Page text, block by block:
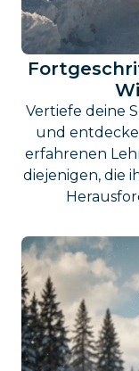
Vertiefe deine
und
erfahrenen
diejenigen, die